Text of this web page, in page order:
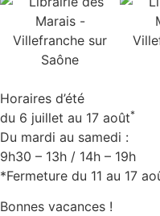
Horaires d’été
du 6 juillet au 17 août*
Du mardi au samedi :
9h30 – 13h / 14h – 19h
*Fermeture du 11 au 17
Bonnes vacances !